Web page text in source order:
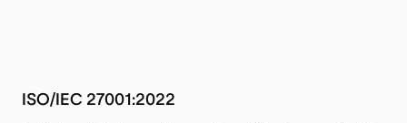
ISO/IEC 27001:2022